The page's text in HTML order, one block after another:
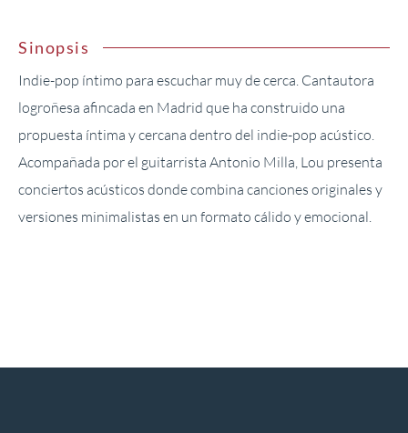
Sinopsis
Indie-pop íntimo para escuchar muy de cerca. Cantautora
logroñesa afincada en Madrid que ha construido una
propuesta íntima y cercana dentro del indie-pop acústico.
Acompañada por el guitarrista Antonio Milla, Lou presenta
conciertos acústicos donde combina canciones originales y
versiones minimalistas en un formato cálido y emocional.